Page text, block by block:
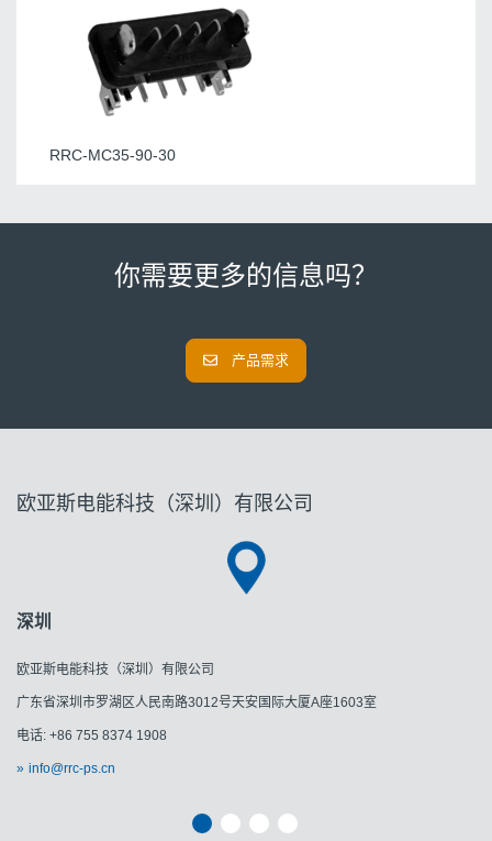
RRC-MC35-90-30
你需要更多的信息吗？
产品需求
欧亚斯电能科技（深圳）有限公司
深圳
欧亚斯电能科技（深圳）有限公司
广东省深圳市罗湖区人民南路3012号天安国际大厦A座1603室
电话: +86 755 8374 1908
info@rrc-ps.cn